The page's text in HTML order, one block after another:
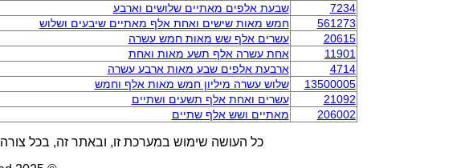
7234
שבעת אלפים מאתיים שלושים וארבע
561273
חמש מאות שישים ואחת אלף מאתיים שיבעים ושלוש
20615
עשרים אלף שש מאות חמש עשרה
11901
אחת עשרה אלף תשע מאות ואחת
4714
ארבעת אלפים שבע מאות ארבע עשרה
13500005
שלוש עשרה מיליון חמש מאות אלף וחמש
21092
עשרים ואחת אלף תשעים ושתיים
206002
מאתיים ושש אלף שתיים
כל העושה שימוש במערכת זו, ובאתר זה, בכל